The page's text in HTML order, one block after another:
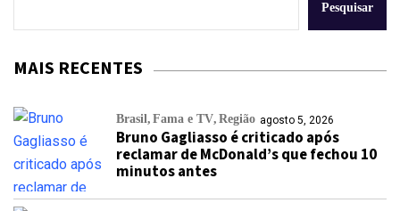
Pesquisar
MAIS RECENTES
Brasil Fama e TV Região agosto 5, 2026
Bruno Gagliasso é criticado após
reclamar de McDonald’s que fechou 10
minutos antes